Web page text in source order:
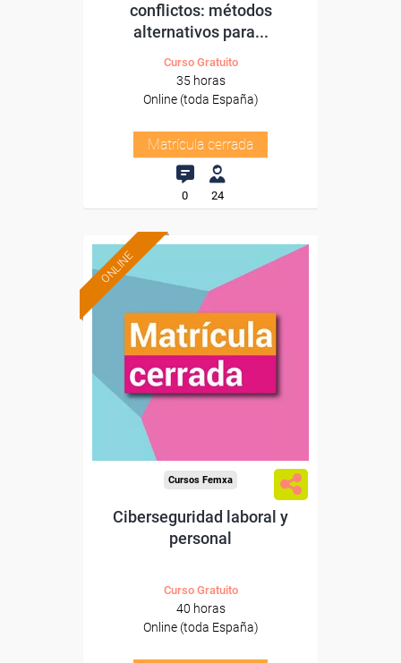
conflictos: métodos
alternativos para...
Curso Gratuito
35 horas
Online (toda España)
Matrícula cerrada
0 24
ONLINE
Cursos Femxa
Ciberseguridad laboral y
personal
Curso Gratuito
40 horas
Online (toda España)